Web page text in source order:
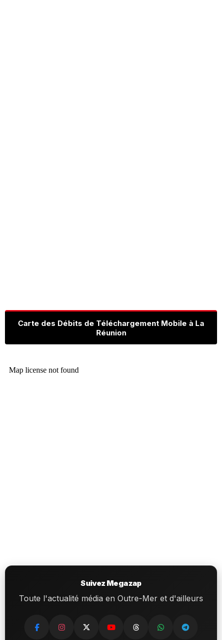
Carte des Débits de Téléchargement Mobile à La
Réunion
Suivez Megazap
Toute l'actualité média en Outre-Mer et d'ailleurs